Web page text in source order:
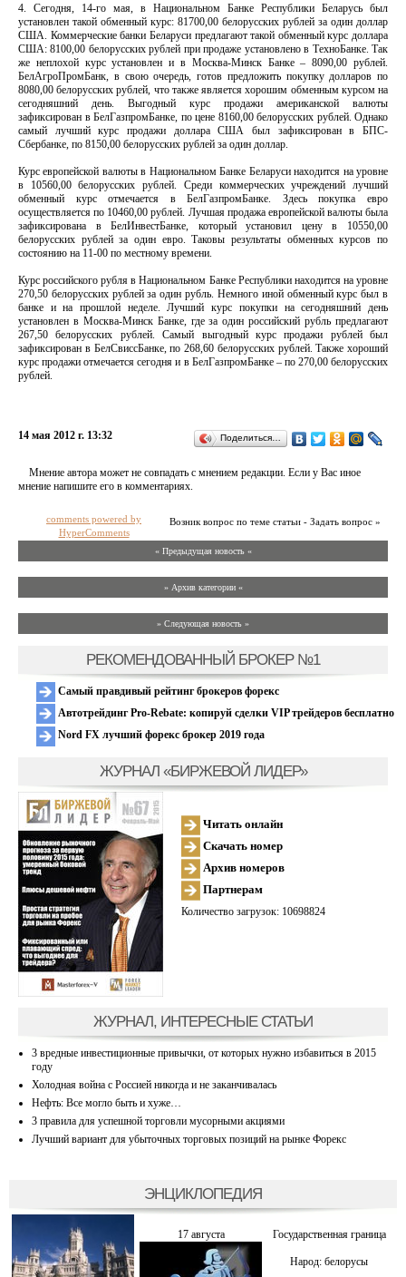
4. Сегодня, 14-го мая, в Национальном Банке Республики Беларусь был
установлен такой обменный курс: 81700,00 белорусских рублей за один доллар
США. Коммерческие банки Беларуси предлагают такой обменный курс доллара
США: 8100,00 белорусских рублей при продаже установлено в ТехноБанке. Так
же неплохой курс установлен и в Москва-Минск Банке – 8090,00 рублей.
БелАгроПромБанк, в свою очередь, готов предложить покупку долларов по
8080,00 белорусских рублей, что также является хорошим обменным курсом на
сегодняшний день. Выгодный курс продажи американской валюты
зафиксирован в БелГазпромБанке, по цене 8160,00 белорусских рублей. Однако
самый лучший курс продажи доллара США был зафиксирован в БПС-
Сбербанке, по 8150,00 белорусских рублей за один доллар.
Курс европейской валюты в Национальном Банке Беларуси находится на уровне
в 10560,00 белорусских рублей. Среди коммерческих учреждений лучший
обменный курс отмечается в БелГазпромБанке. Здесь покупка евро
осуществляется по 10460,00 рублей. Лучшая продажа европейской валюты была
зафиксирована в БелИнвестБанке, который установил цену в 10550,00
белорусских рублей за один евро. Таковы результаты обменных курсов по
состоянию на 11-00 по местному времени.
Курс российского рубля в Национальном Банке Республики находится на уровне
270,50 белорусских рублей за один рубль. Немного иной обменный курс был в
банке и на прошлой неделе. Лучший курс покупки на сегодняшний день
установлен в Москва-Минск Банке, где за один российский рубль предлагают
267,50 белорусских рублей. Самый выгодный курс продажи рублей был
зафиксирован в БелСвиссБанке, по 268,60 белорусских рублей. Также хороший
курс продажи отмечается сегодня и в БелГазпромБанке – по 270,00 белорусских
рублей.
14 мая 2012 г. 13:32 Поделиться…
Мнение автора может не совпадать с мнением редакции. Если у Вас иное
мнение напишите его в комментариях.
Возник вопрос по теме статьи - Задать вопрос »
comments powered by
HyperComments
« Предыдущая новость «
» Архив категории «
» Следующая новость »
РЕКОМЕНДОВАННЫЙ БРОКЕР №1
Самый правдивый рейтинг брокеров форекс
Автотрейдинг Pro-Rebate: копируй сделки VIP трейдеров бесплатно
Nord FX лучший форекс брокер 2019 года
ЖУРНАЛ «БИРЖЕВОЙ ЛИДЕР»
Читать онлайн
Скачать номер
Архив номеров
Партнерам
Количество загрузок: 10698824
ЖУРНАЛ, ИНТЕРЕСНЫЕ СТАТЬИ
3 вредные инвестиционные привычки, от которых нужно избавиться в 2015
году
Холодная война с Россией никогда и не заканчивалась
Нефть: Все могло быть и хуже…
3 правила для успешной торговли мусорными акциями
Лучший вариант для убыточных торговых позиций на рынке Форекс
ЭНЦИКЛОПЕДИЯ
17 августа Государственная граница
Народ: белорусы